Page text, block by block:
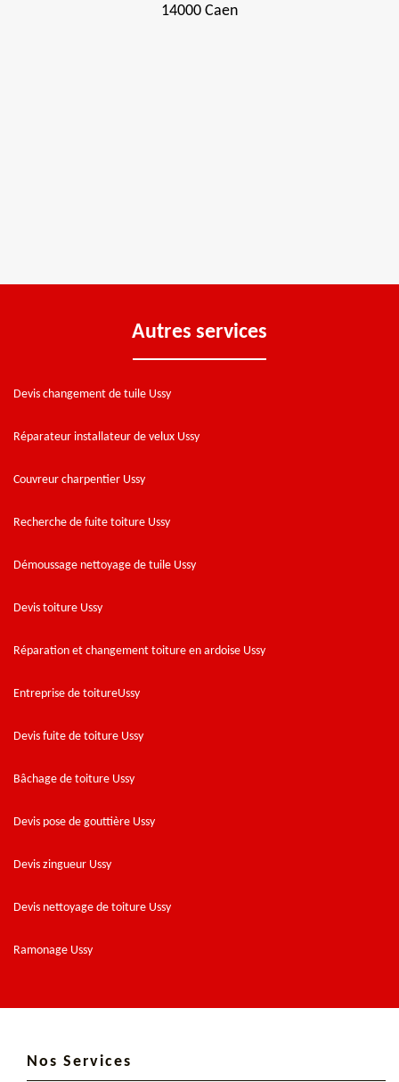
14000 Caen
Autres services
Devis changement de tuile Ussy
Réparateur installateur de velux Ussy
Couvreur charpentier Ussy
Recherche de fuite toiture Ussy
Démoussage nettoyage de tuile Ussy
Devis toiture Ussy
Réparation et changement toiture en ardoise Ussy
Entreprise de toitureUssy
Devis fuite de toiture Ussy
Bâchage de toiture Ussy
Devis pose de gouttière Ussy
Devis zingueur Ussy
Devis nettoyage de toiture Ussy
Ramonage Ussy
Nos Services